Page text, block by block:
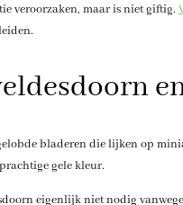
veroorzaken, maar is niet giftig.
bladeren die lijken op
gele kleur.
eigenlijk niet nodig